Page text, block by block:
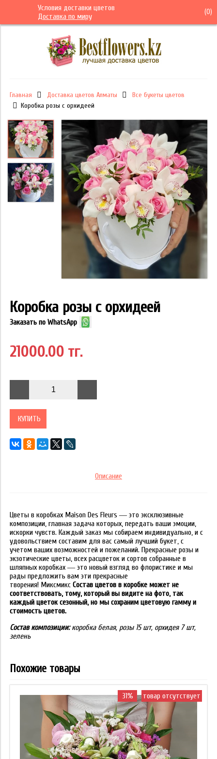
Условия доставки цветов
Доставка по миру
(0)
Главная Доставка цветов Алматы
Все букеты цветов
Коробка розы с орхидеей
Коробка розы с орхидеей
Заказать по WhatsApp
21000.00 тг.
КУПИТЬ
Описание
Цветы в коробках Maison Des Fleurs ― это эксклюзивные
композиции, главная задача которых, передать ваши эмоции,
искорки чувств. Каждый заказ мы собираем индивидуально, и с
удовольствием составим для вас самый лучший букет, с
учетом ваших возможностей и пожеланий. Прекрасные розы и
экзотические цветы, всех расцветок и сортов собранные в
шляпных коробках ― это новый взгляд во флористике и мы
рады предложить вам эти прекрасные
творения! Миксмикс Состав цветов в коробке может не
соответствовать, тому, который вы видите на фото, так
каждый цветок сезонный, но мы сохраним цветовую гамму и
стоимость цветов.
Состав композиции:коробка белая, розы 15 шт, орхидея 7 шт,
зелень
Похожие товары
31% товар отсутствует